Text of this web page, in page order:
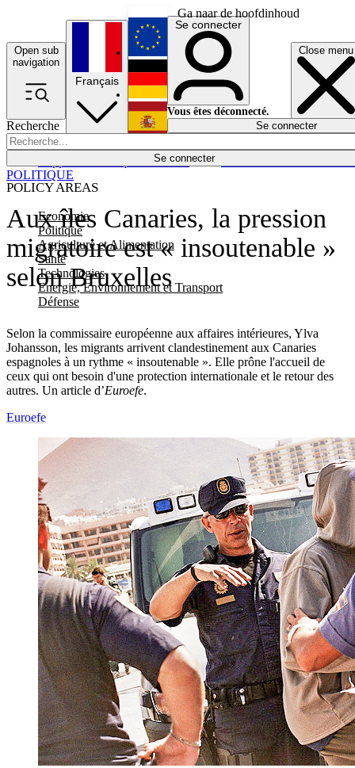
Ga naar de hoofdinhoud
Open sub
navigation
Close menu
Recherche
Se connecter
POLICY AREAS
Economie
Politique
Agriculture et Alimentation
Santé
Technologies
Energie, Environnement et Transport
Défense
Économie
Français
English
Deutsch
Español
Se connecter
Vous êtes déconnecté.
Se connecter
Aux îles Canaries, la pression
migratoire est « insoutenable »
selon Bruxelles
Selon la commissaire européenne aux affaires intérieures, Ylva
Johansson, les migrants arrivent clandestinement aux Canaries
espagnoles à un rythme « insoutenable ». Elle prône l'accueil de
ceux qui ont besoin d'une protection internationale et le retour des
autres. Un article d’Euroefe.
POLITIQUE
Euroefe